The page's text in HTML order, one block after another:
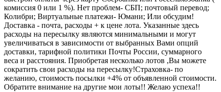
комиссия 0 или 1 %). Нет проблем- СБП; почтовый перевод;
Колибри; Виртуальные платежи- Юмани; Или обсудим!
Доставка - почта, расходы + к цене лота. Указанные здесь
расходы на пересылку являются минимальными и могут
увеличиваться в зависимости от выбранных Вами опций
доставки, тарифной политики Почты России, суммарного
веса и расстояния. Приобретая несколько лотов ,Вы можете
сократить свои расходы на пересылку!Страховка- по
желанию, стоимость посылки +4% от объявленной стоимости.
Обратите внимание на другие мои лоты!! Желаю успеха!!